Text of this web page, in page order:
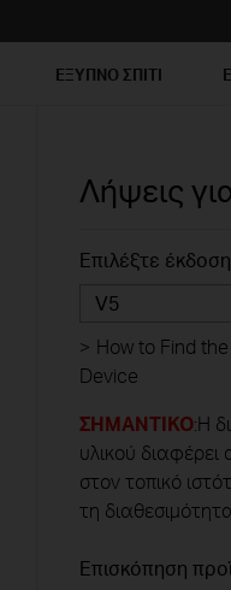
ΕΞΥΠΝΟ ΣΠΙΤΙ
Λήψεις
Επιλέξτε
V5
> How to Find
Device
ΣΗΜΑΝΤΙΚΟ:Η
υλικού
στον τοπικό
τη
Επισκόπηση